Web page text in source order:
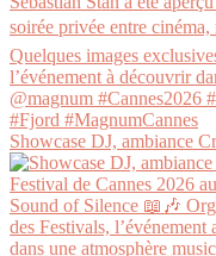
Showcase DJ, ambiance